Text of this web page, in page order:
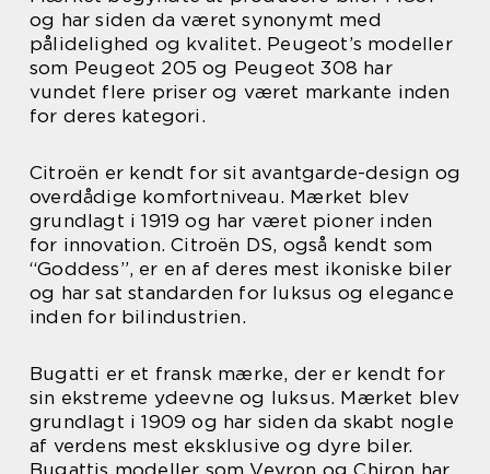
og har siden da været synonymt med
pålidelighed og kvalitet. Peugeot’s modeller
som Peugeot 205 og Peugeot 308 har
vundet flere priser og været markante inden
for deres kategori.
Citroën er kendt for sit avantgarde-design og
overdådige komfortniveau. Mærket blev
grundlagt i 1919 og har været pioner inden
for innovation. Citroën DS, også kendt som
“Goddess”, er en af deres mest ikoniske biler
og har sat standarden for luksus og elegance
inden for bilindustrien.
Bugatti er et fransk mærke, der er kendt for
sin ekstreme ydeevne og luksus. Mærket blev
grundlagt i 1909 og har siden da skabt nogle
af verdens mest eksklusive og dyre biler.
Bugattis modeller som Veyron og Chiron har